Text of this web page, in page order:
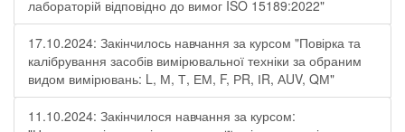
лабораторій відповідно до вимог ISO 15189:2022"
17.10.2024: Закінчилось навчання за курсом "Повірка та
калібрування засобів вимірювальної техніки за обраним
видом вимірювань: L, М, Т, ЕМ, F, РR, ІR, АUV, QМ"
11.10.2024: Закінчилося навчання за курсом: